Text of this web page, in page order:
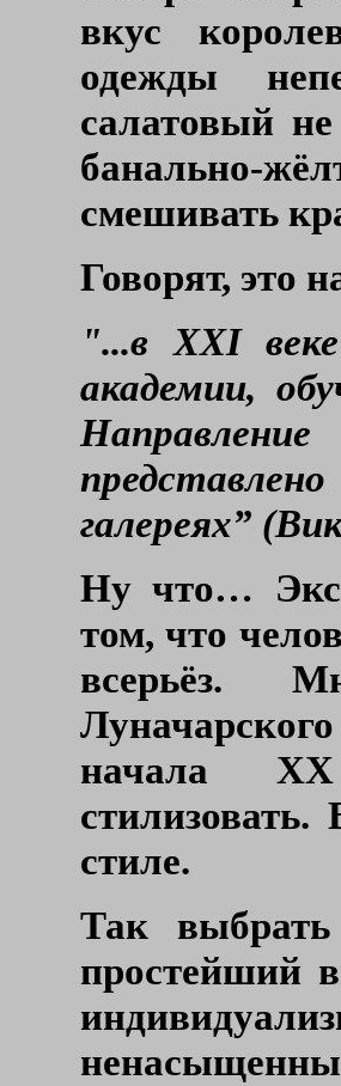
вкус
одежды
салатовый
банально-
смешивать
Говорят, это
"...в XXI
академии,
галереях”
Ну что…
том, что
всерьёз.
начала
стиле.
Так
простейший